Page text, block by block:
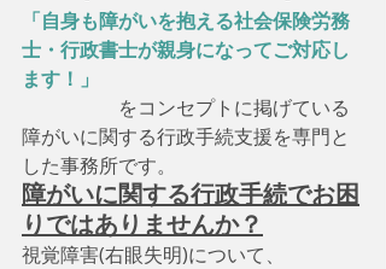
「自身も障がいを抱える社会保険労務
士・行政書士が親身になってご対応し
ます！」
をコンセプトに掲げている
障がいに関する行政手続支援を専門と
した事務所です。
障がいに関する行政手続でお困
りではありませんか？
視覚障害(右眼失明)について、